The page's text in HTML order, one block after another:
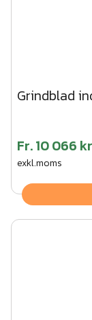
Grindblad
Fr.10 066 kr
exkl.moms